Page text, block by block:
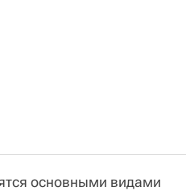
основными видами